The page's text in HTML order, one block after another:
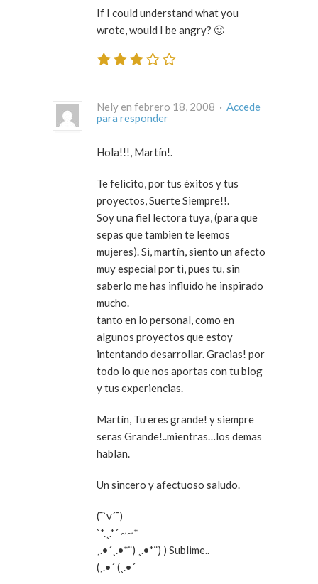
If I could understand what you
wrote, would I be angry? 🙂
Nely en febrero 18, 2008 · Accede
para responder
Hola!!!, Martín!.
Te felicito, por tus éxitos y tus
proyectos, Suerte Siempre!!.
Soy una fiel lectora tuya, (para que
sepas que tambien te leemos
mujeres). Si, martín, siento un afecto
muy especial por ti, pues tu, sin
saberlo me has influido he inspirado
mucho.
tanto en lo personal, como en
algunos proyectos que estoy
intentando desarrollar. Gracias! por
todo lo que nos aportas con tu blog
y tus experiencias.
Martín, Tu eres grande! y siempre
seras Grande!..mientras…los demas
hablan.
Un sincero y afectuoso saludo.
(¯`v´¯)
`*.¸.*´ ~~*
¸.•´¸.•*¨) ¸.•*¨) ) Sublime..
(¸.•´ (¸.•´